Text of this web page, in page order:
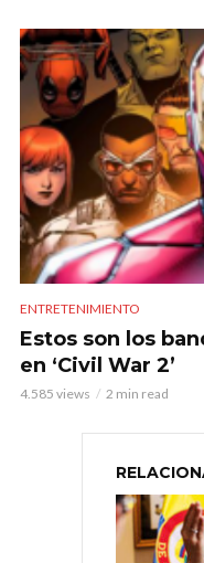
ENTRETENIMIENTO
Estos son los
en ‘Civil War 2’
4.585 views 2 min read